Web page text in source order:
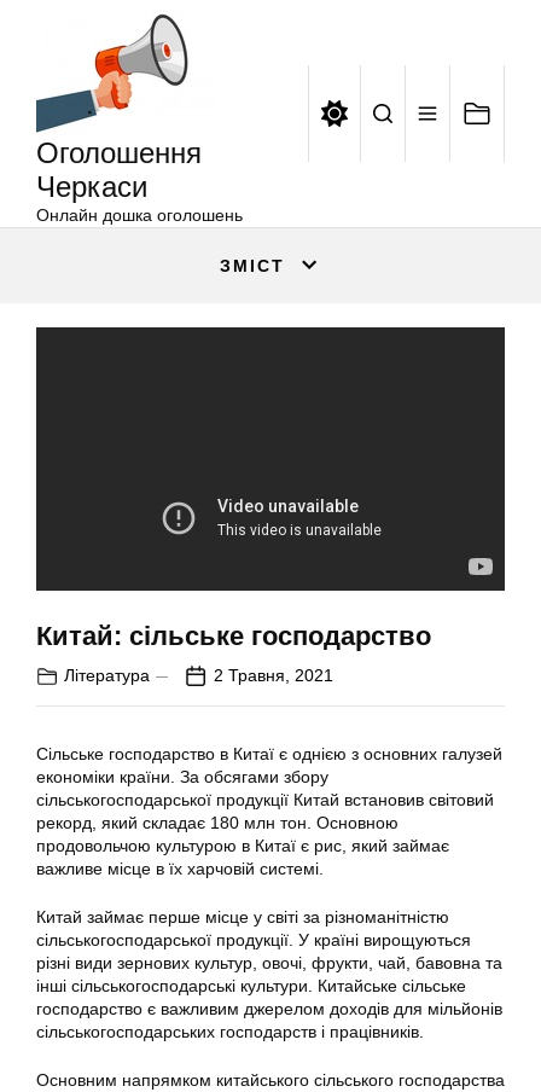
Оголошення
Черкаси
Онлайн дошка оголошень
ЗМІСТ
Китай: сільське господарство
Література 2 Травня, 2021
Сільське господарство в Китаї є однією з основних галузей
економіки країни. За обсягами збору
сільськогосподарської продукції Китай встановив світовий
рекорд, який складає 180 млн тон. Основною
продовольчою культурою в Китаї є рис, який займає
важливе місце в їх харчовій системі.
Китай займає перше місце у світі за різноманітністю
сільськогосподарської продукції. У країні вирощуються
різні види зернових культур, овочі, фрукти, чай, бавовна та
інші сільськогосподарські культури. Китайське сільське
господарство є важливим джерелом доходів для мільйонів
сільськогосподарських господарств і працівників.
Основним напрямком китайського сільського господарства